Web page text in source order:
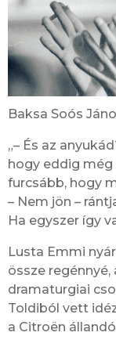
Baksa Soós
„– És az
hogy eddig még
furcsább, hogy
– Nem jön –
Ha egyszer így
Lusta Emmi
össze
dramaturgiai
Toldiból vett
a Citroën